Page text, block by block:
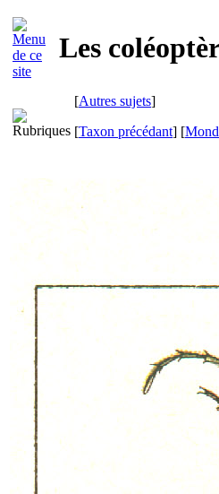
Les
[Autres sujets]
[Taxon précédant] [